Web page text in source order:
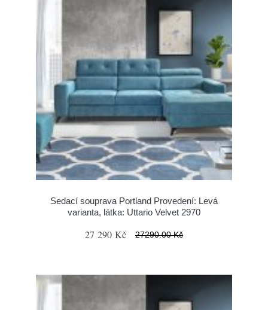
Sedací souprava Portland Provedení: Levá
varianta, látka: Uttario Velvet 2970
27 290 Kč 27290.00 Kč